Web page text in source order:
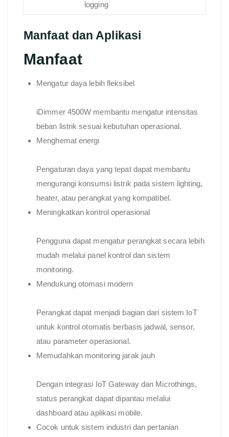
logging
Manfaat dan Aplikasi
Manfaat
Mengatur daya lebih fleksibel
iDimmer 4500W membantu mengatur intensitas
beban listrik sesuai kebutuhan operasional.
Menghemat energi
Pengaturan daya yang tepat dapat membantu
mengurangi konsumsi listrik pada sistem lighting,
heater, atau perangkat yang kompatibel.
Meningkatkan kontrol operasional
Pengguna dapat mengatur perangkat secara lebih
mudah melalui panel kontrol dan sistem
monitoring.
Mendukung otomasi modern
Perangkat dapat menjadi bagian dari sistem IoT
untuk kontrol otomatis berbasis jadwal, sensor,
atau parameter operasional.
Memudahkan monitoring jarak jauh
Dengan integrasi IoT Gateway dan Microthings,
status perangkat dapat dipantau melalui
dashboard atau aplikasi mobile.
Cocok untuk sistem industri dan pertanian